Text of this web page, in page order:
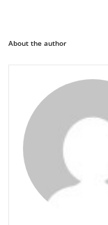
About the author